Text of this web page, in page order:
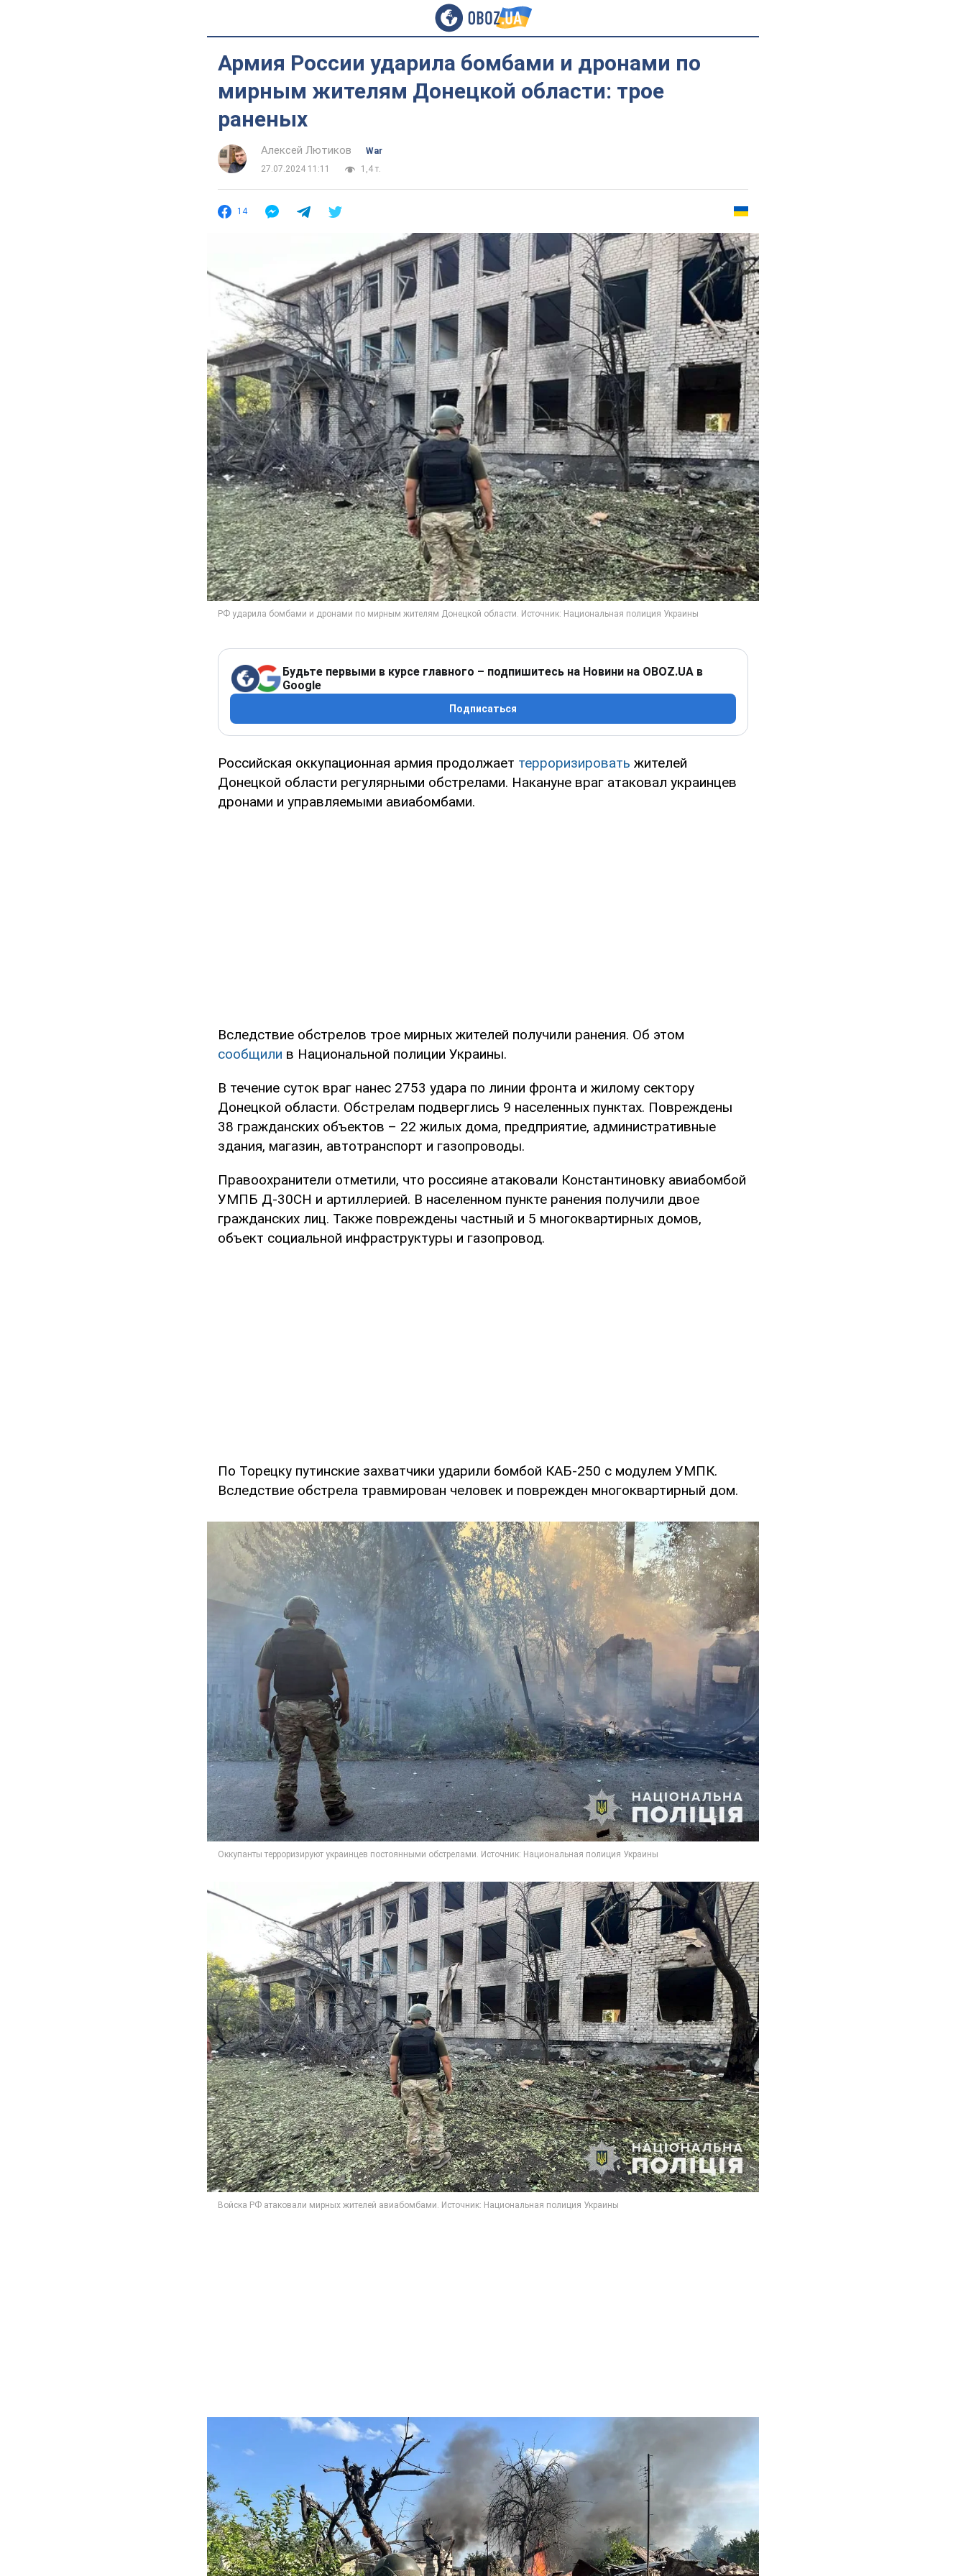
Армия России ударила бомбами и дронами по
мирным жителям Донецкой области: трое
раненых
Алексей Лютиков
War
27.07.2024 11:11
1,4 т.
14
Будьте первыми в курсе главного – подпишитесь на Новини на OBOZ.UA в
Google
Подписаться
Российская оккупационная армия продолжает терроризировать жителей
Донецкой области регулярными обстрелами. Накануне враг атаковал украинцев
дронами и управляемыми авиабомбами.
Вследствие обстрелов трое мирных жителей получили ранения. Об этом
сообщили в Национальной полиции Украины.
В течение суток враг нанес 2753 удара по линии фронта и жилому сектору
Донецкой области. Обстрелам подверглись 9 населенных пунктах. Повреждены
38 гражданских объектов – 22 жилых дома, предприятие, административные
здания, магазин, автотранспорт и газопроводы.
Правоохранители отметили, что россияне атаковали Константиновку авиабомбой
УМПБ Д-30СН и артиллерией. В населенном пункте ранения получили двое
гражданских лиц. Также повреждены частный и 5 многоквартирных домов,
объект социальной инфраструктуры и газопровод.
По Торецку путинские захватчики ударили бомбой КАБ-250 с модулем УМПК.
Вследствие обстрела травмирован человек и поврежден многоквартирный дом.